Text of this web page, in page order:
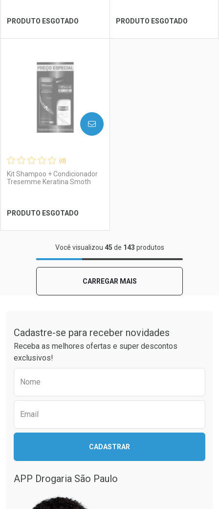
Ver Desconto Convênio Ver Desconto Convênio
PRODUTO ESGOTADO
Laboratório
Ver Desconto Convênio
Por Menos
PRODUTO ESGOTADO
(0)
Kit Shampoo + Condicionador
Tresemme Keratina Smoth
PRODUTO ESGOTADO
AVISE-ME
FECHAR
Laboratório
Ver Desconto Convênio
FECHAR
Por Menos
Você visualizou 45 de 143 produtos
CARREGAR MAIS
Cadastre-se para receber novidades
Receba as melhores ofertas e super descontos
exclusivos!
Nome
Email
CADASTRAR
APP Drogaria São Paulo